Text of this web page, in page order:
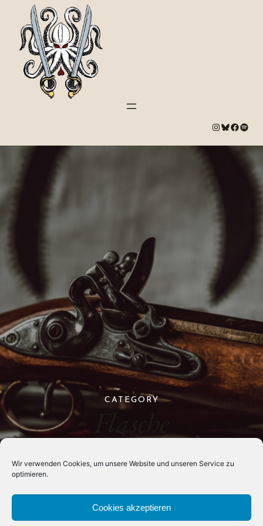
Wir verwenden Cookies, um unsere Website und unseren Service zu
optimieren.
Cookies akzeptieren
# Bluesky # Spotify
CATEGORY